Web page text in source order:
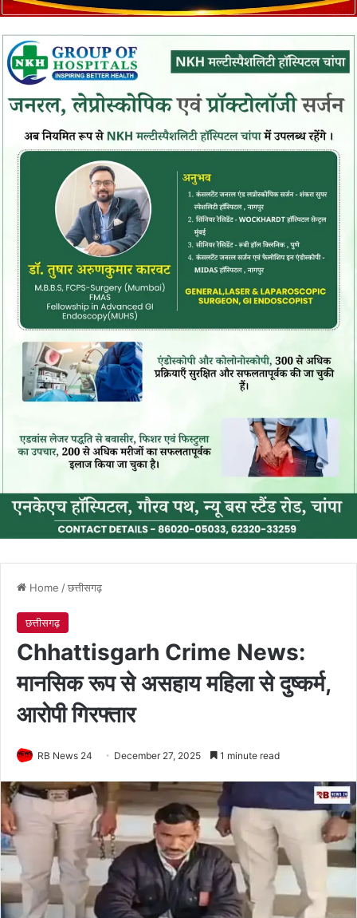
Home /छत्तीसगढ़
छत्तीसगढ़
Chhattisgarh Crime News:
मानसिक रूप से असहाय महिला से दुष्कर्म,
आरोपी गिरफ्तार
RB News 24 December 27, 2025 1 minute read